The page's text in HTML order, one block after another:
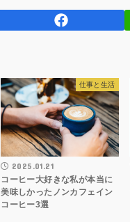
仕事と生活
2025.01.21
コーヒー大好きな私が本当に
美味しかったノンカフェイン
コーヒー3選